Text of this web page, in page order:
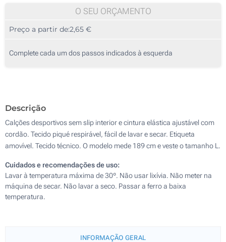
Transferência digital a cores (Num lado)
Sem impressão
Calcular preço
O SEU ORÇAMENTO
Preço a partir de:2,65 €
Complete cada um dos passos indicados à esquerda
Descrição
Calções desportivos sem slip interior e cintura elástica ajustável com
cordão. Tecido piqué respirável, fácil de lavar e secar. Etiqueta
amovível. Tecido técnico. O modelo mede 189 cm e veste o tamanho L.
Cuidados e recomendações de uso:
Lavar à temperatura máxima de 30º. Não usar lixívia. Não meter na
máquina de secar. Não lavar a seco. Passar a ferro a baixa
temperatura.
INFORMAÇÃO GERAL